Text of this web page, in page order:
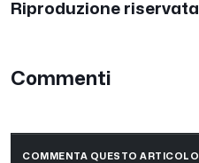
Riproduzione riservata
Commenti
COMMENTA QUESTO ARTICOLO